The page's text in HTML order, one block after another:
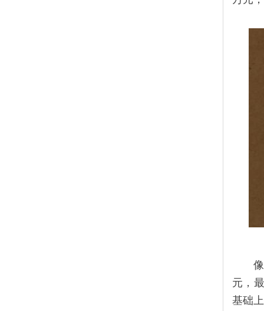
元，
基础